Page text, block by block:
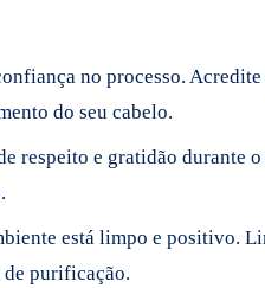
no processo. Acredite
do seu cabelo.
respeito e gratidão durante
está limpo e positivo.
de purificação.